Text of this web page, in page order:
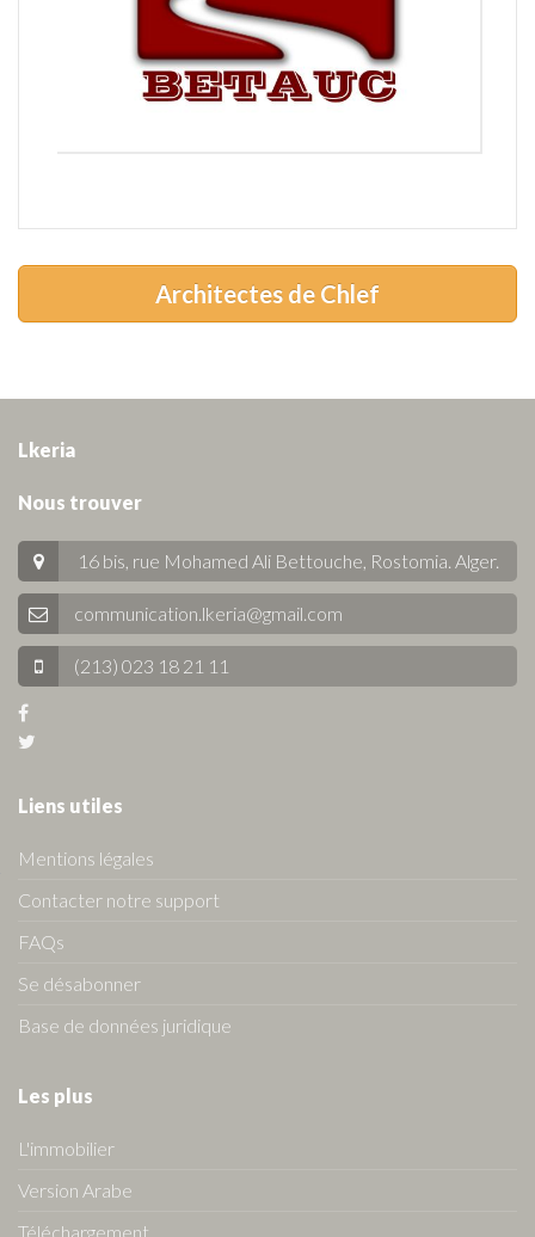
Architectes de Chlef
Lkeria
Nous trouver
16 bis, rue Mohamed Ali Bettouche, Rostomia. Alger.
communication.lkeria@gmail.com
(213) 023 18 21 11
Liens utiles
Mentions légales
Contacter notre support
FAQs
Se désabonner
Base de données juridique
Les plus
L'immobilier
Version Arabe
Téléchargement